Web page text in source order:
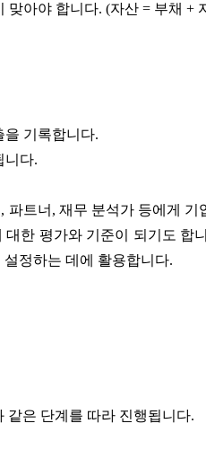
아야 합니다. (자산 = 부채 +
기록합니다.
니다.
트너, 재무 분석가 등에게 기
한 평가와 기준이 되기도 합
정하는 데에 활용합니다.
같은 단계를 따라 진행됩니다.